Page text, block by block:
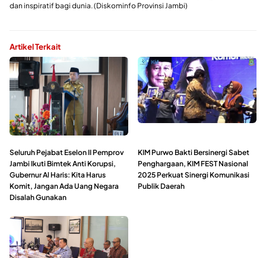
dan inspiratif bagi dunia. (Diskominfo Provinsi Jambi)
Artikel Terkait
Seluruh Pejabat Eselon II Pemprov
Jambi Ikuti Bimtek Anti Korupsi,
Gubernur Al Haris: Kita Harus
Komit, Jangan Ada Uang Negara
Disalah Gunakan
KIM Purwo Bakti Bersinergi Sabet
Penghargaan, KIM FEST Nasional
2025 Perkuat Sinergi Komunikasi
Publik Daerah